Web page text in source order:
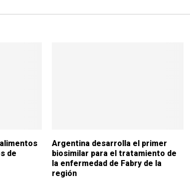
de
Argentina desarrolla el primer
biosimilar para el tratamiento de
la enfermedad de Fabry de la
región